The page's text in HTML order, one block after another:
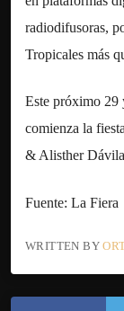
radiodifusoras,
Tropicales más
Este próximo 29
comienza la
& Alisther
Fuente: La Fiera
WRITTEN BY